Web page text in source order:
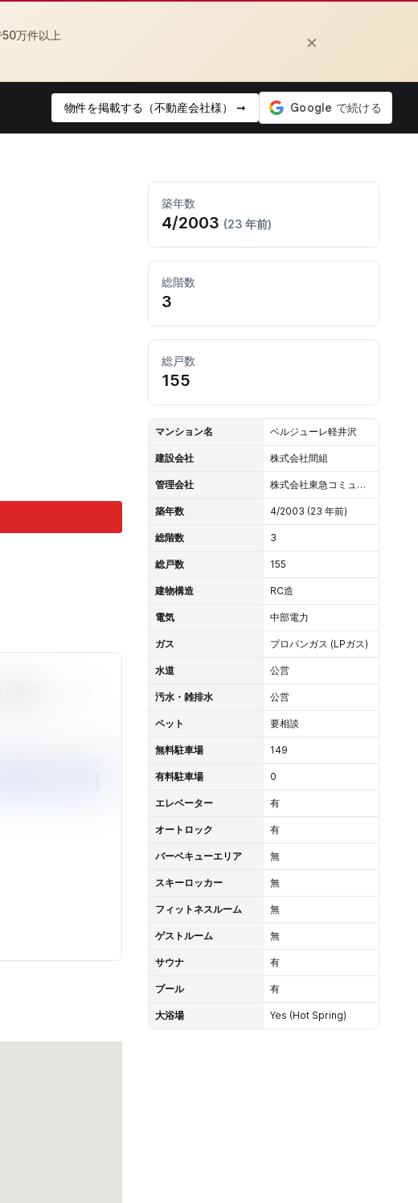
万件以上
×
物件を掲載する（不動産会社様） ➞
築年数
4/2003 (23 年前)
総階数
3
総戸数
155
マンション名 ベルジューレ軽井沢
建設会社 株式会社間組
管理会社 株式会社東急コミュニティー
築年数 4/2003 (23 年前)
総階数 3
総戸数 155
建物構造 RC造
電気 中部電力
ガス プロパンガス (LPガス)
水道 公営
汚水・雑排水 公営
ペット 要相談
無料駐車場 149
有料駐車場 0
エレベーター 有
オートロック 有
バーベキューエリア 無
スキーロッカー 無
フィットネスルーム 無
ゲストルーム 無
サウナ 有
プール 有
大浴場 Yes (Hot Spring)